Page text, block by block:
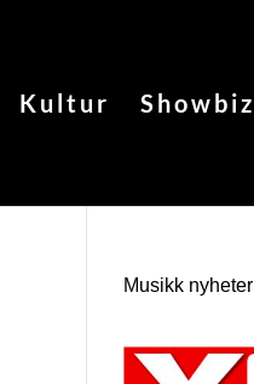
Kultur Showbiz
Musikk nyheter